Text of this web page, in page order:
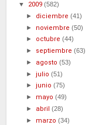
▼ 2009 (582)
► diciembre(41)
► noviembre(50)
► octubre(44)
► septiembre(63)
► agosto(53)
►julio(51)
►junio(75)
► mayo(49)
► abril(28)
► marzo(34)